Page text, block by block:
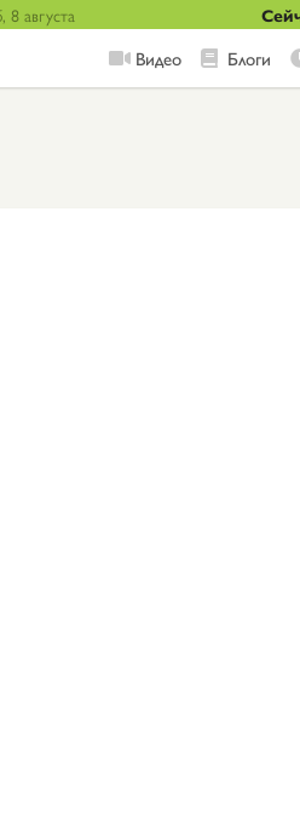
8 августа
Видео Блоги